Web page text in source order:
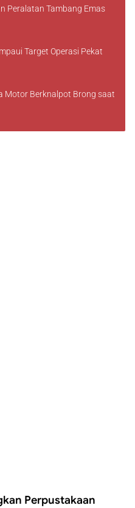
Peralatan Tambang Emas
Target Operasi Pekat
Motor Berknalpot Brong saat
Perpustakaan